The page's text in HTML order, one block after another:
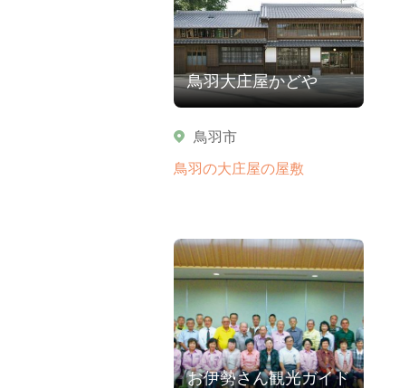
鳥羽大庄屋かどや
鳥羽市
鳥羽の大庄屋の屋敷
お伊勢さん観光ガイド